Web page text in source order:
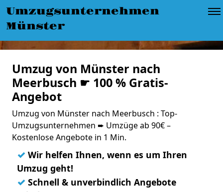
Umzugsunternehmen
Münster
Umzug von Münster nach
Meerbusch ☛ 100 % Gratis-
Angebot
Umzug von Münster nach Meerbusch : Top-
Umzugsunternehmen ➨ Umzüge ab 90€ –
Kostenlose Angebote in 1 Min.
✓ Wir helfen Ihnen, wenn es um Ihren
Umzug geht!
✓ Schnell & unverbindlich Angebote